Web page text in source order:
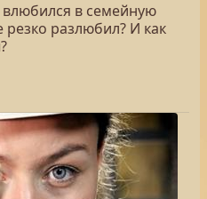
в семейную
резко разлюбил? И как